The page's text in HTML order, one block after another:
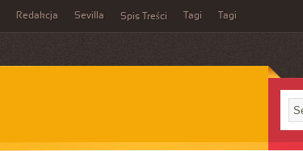
Redakcja Sevilla Spis Treści Tagi Tagi